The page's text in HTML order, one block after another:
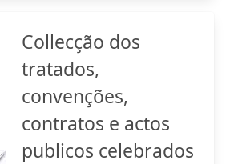
Collecção dos
tratados,
convenções,
contratos e actos
publicos celebrados